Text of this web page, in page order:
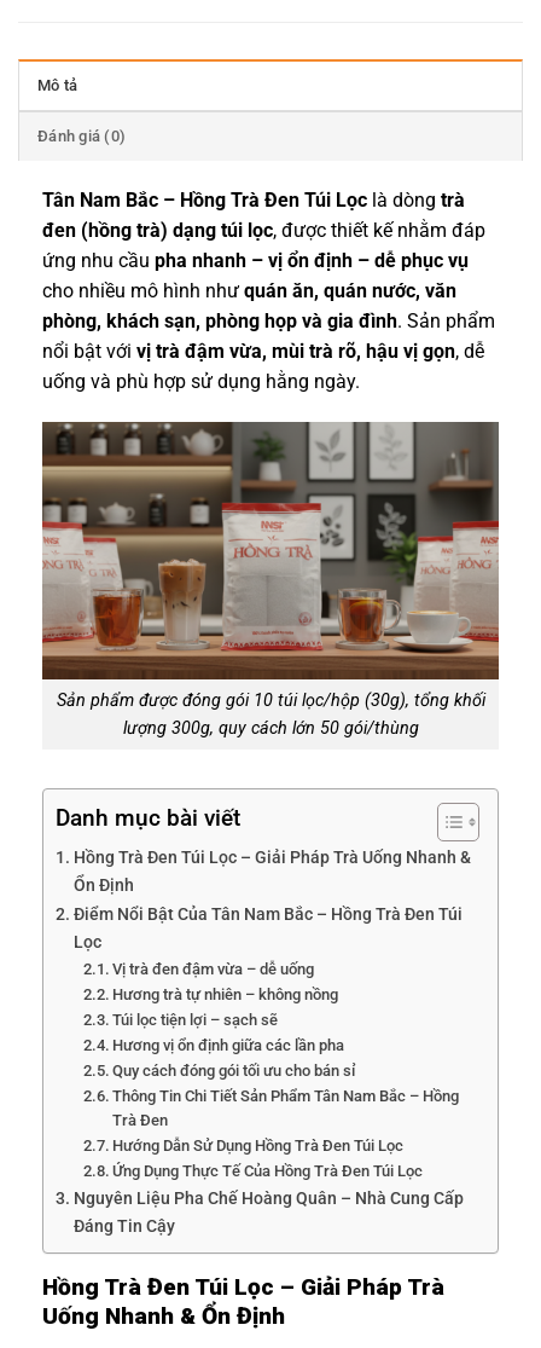
Mô tả
Đánh giá (0)
Tân Nam Bắc – Hồng Trà Đen Túi Lọc là dòng trà
đen (hồng trà) dạng túi lọc, được thiết kế nhằm đáp
ứng nhu cầu pha nhanh – vị ổn định – dễ phục vụ
cho nhiều mô hình như quán ăn, quán nước, văn
phòng, khách sạn, phòng họp và gia đình. Sản phẩm
nổi bật với vị trà đậm vừa, mùi trà rõ, hậu vị gọn, dễ
uống và phù hợp sử dụng hằng ngày.
Sản phẩm được đóng gói 10 túi lọc/hộp (30g), tổng khối
lượng 300g, quy cách lớn 50 gói/thùng
Danh mục bài viết
Hồng Trà Đen Túi Lọc – Giải Pháp Trà Uống Nhanh &
Ổn Định
Điểm Nổi Bật Của Tân Nam Bắc – Hồng Trà Đen Túi
Lọc
Vị trà đen đậm vừa – dễ uống
Hương trà tự nhiên – không nồng
Túi lọc tiện lợi – sạch sẽ
Hương vị ổn định giữa các lần pha
Quy cách đóng gói tối ưu cho bán sỉ
Thông Tin Chi Tiết Sản Phẩm Tân Nam Bắc – Hồng
Trà Đen
Hướng Dẫn Sử Dụng Hồng Trà Đen Túi Lọc
Ứng Dụng Thực Tế Của Hồng Trà Đen Túi Lọc
Nguyên Liệu Pha Chế Hoàng Quân – Nhà Cung Cấp
Đáng Tin Cậy
Hồng Trà Đen Túi Lọc – Giải Pháp Trà
Uống Nhanh & Ổn Định